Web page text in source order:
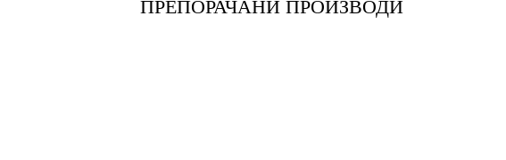
ПРЕПОРАЧАНИ ПРОИЗВОДИ